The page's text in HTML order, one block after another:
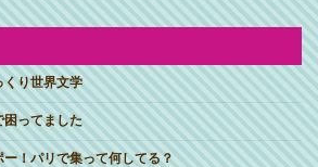
くり世界文学
困ってました
！パリで集って何してる？